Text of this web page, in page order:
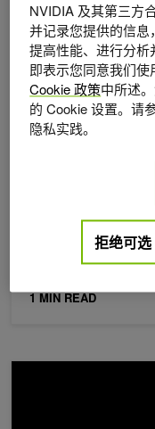
可控核聚变：AI加
可控核聚变，模拟
能源问题的“终极
1 MIN READ
如何利用编码智能体大
NVIDIA 及其第三方
并记录您提供的信
提高性能、进行分析
即表示您同意我们
Cookie 政策中所述
的 Cookie 设置。请
隐私实践。
拒绝可